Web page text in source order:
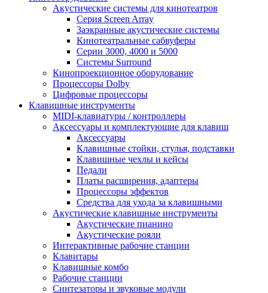
Акустические системы для кинотеатров
Cерия Screen Array
Заэкранные акустические системы
Кинотеатральные сабвуферы
Серии 3000, 4000 и 5000
Системы Surround
Кинопроекционное оборудование
Процессоры Dolby
Цифровые процессоры
Клавишные инструменты
MIDI-клавиатуры / контроллеры
Аксессуары и комплектующие для клавиш
Аксессуары
Клавишные стойки, стулья, подставки
Клавишные чехлы и кейсы
Педали
Платы расширения, адаптеры
Процессоры эффектов
Средства для ухода за клавишными
Акустические клавишные инструменты
Акустические пианино
Акустические рояли
Интерактивные рабочие станции
Клавитары
Клавишные комбо
Рабочие станции
Синтезаторы и звуковые модули